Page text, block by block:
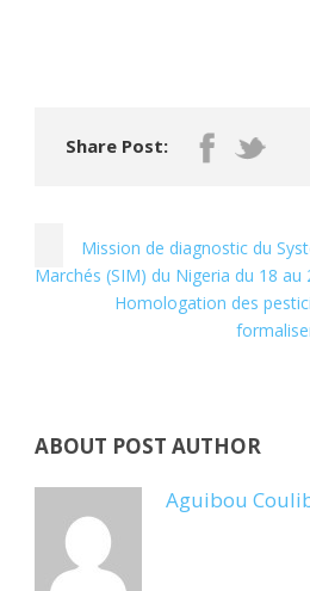
Share Post:
Mission de diagnostic du
Marchés (SIM) du Nigeria du 18 au
Homologation des
ABOUT POST AUTHOR
Aguibou